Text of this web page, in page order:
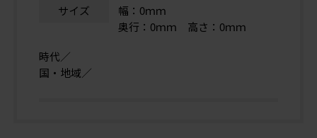
サイズ
幅：0ｍｍ
奥行：0ｍｍ 高さ：0ｍｍ
時代／
国・地域／